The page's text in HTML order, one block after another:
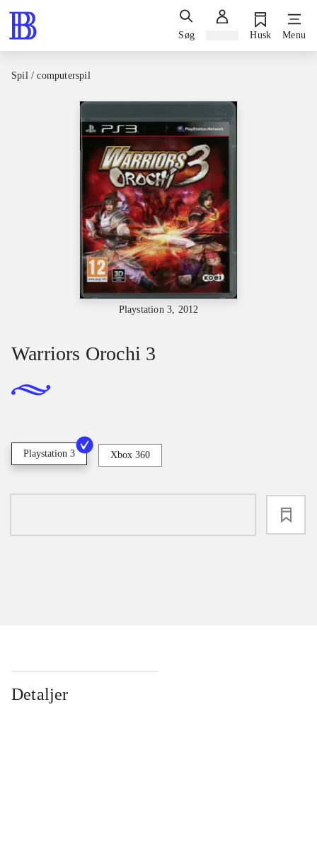
Søg Husk Menu
Spil / computerspil
Playstation 3, 2012
Warriors Orochi 3
Playstation 3 Xbox 360
Detaljer